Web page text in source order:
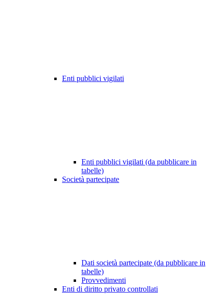
Enti pubblici vigilati
Enti pubblici vigilati (da pubblicare in
tabelle)
Società partecipate
Dati società partecipate (da pubblicare in
tabelle)
Provvedimenti
Enti di diritto privato controllati